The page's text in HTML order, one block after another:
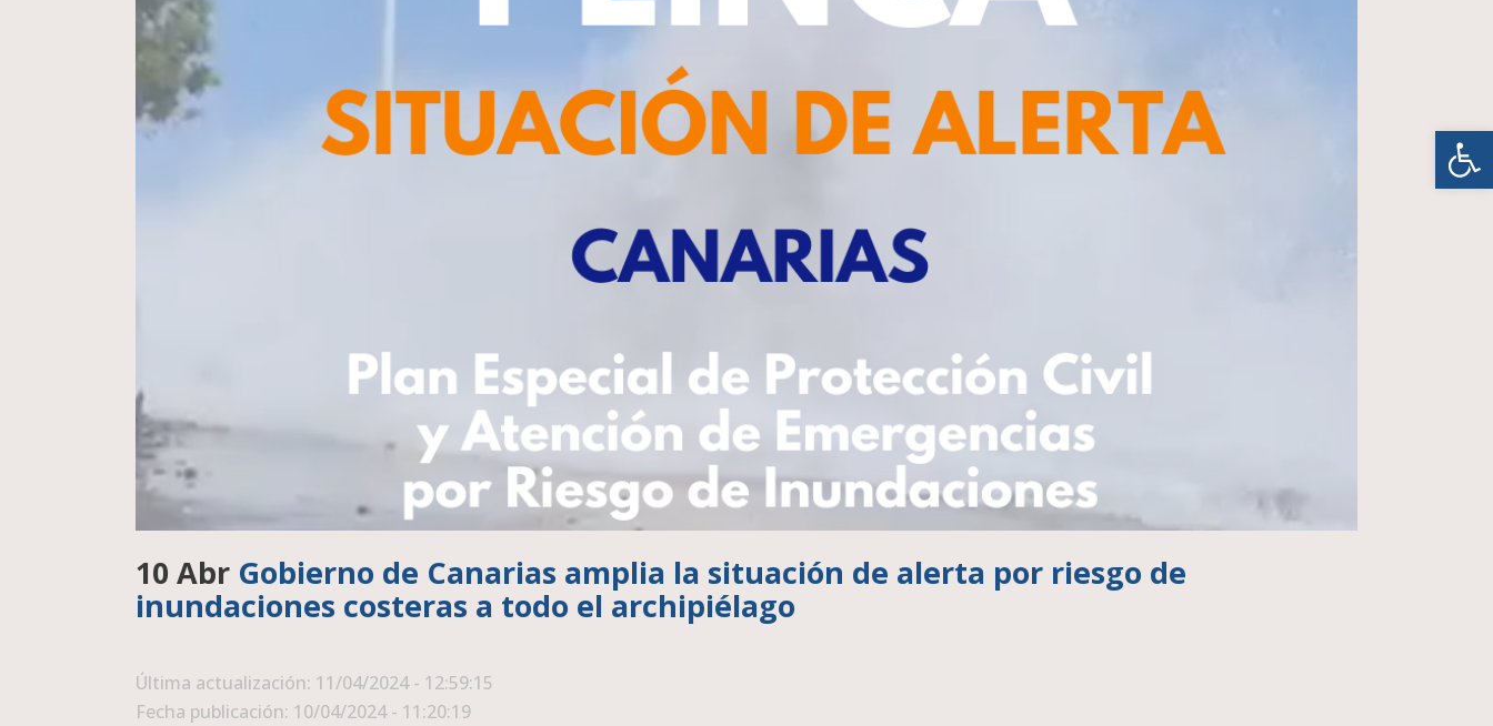
10 Abr Gobierno de Canarias amplia la situación de alerta por riesgo de
inundaciones costeras a todo el archipiélago
Última actualización: 11/04/2024 - 12:59:15
Fecha publicación: 10/04/2024 - 11:20:19